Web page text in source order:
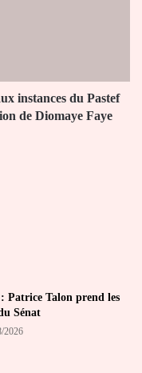
instances du Pastef
de Diomaye Faye
Patrice Talon prend les
Sénat
2026